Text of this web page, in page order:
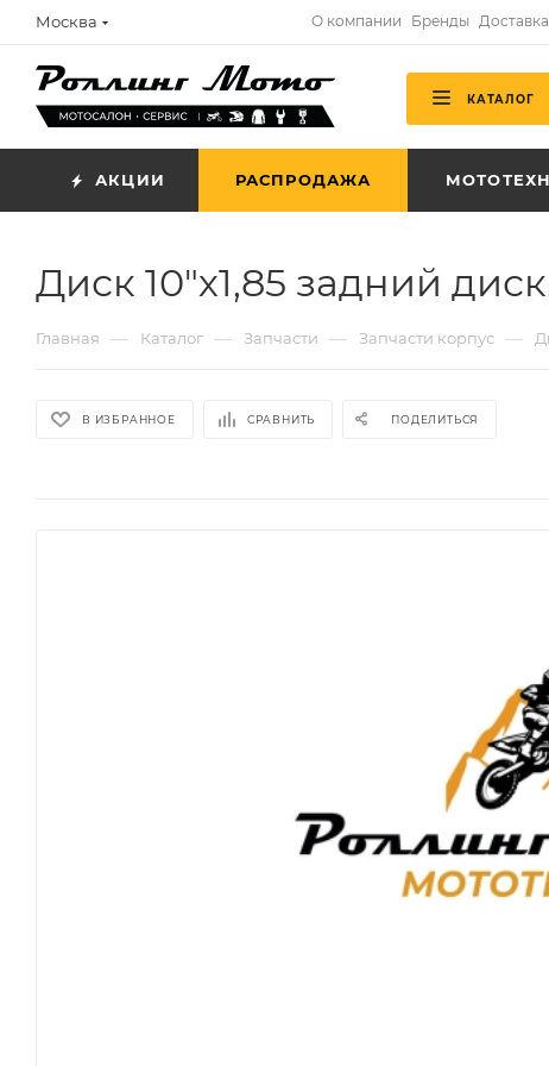
Москва О компании Бренды Доставка
КАТАЛОГ
АКЦИИ РАСПРОДАЖА
Диск 10"х1,85 задний
Главная — Каталог — Запчасти — Запчасти корпус —
В ИЗБРАННОЕ СРАВНИТЬ ПОДЕЛИТЬСЯ